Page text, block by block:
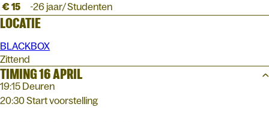
€ 15
-26 jaar/ Studenten
LOCATIE
BLACKBOX
Zittend
TIMING 16 APRIL
19:15 Deuren
20:30 Start voorstelling